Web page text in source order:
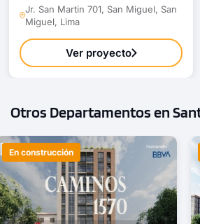
Jr. San Martin 701, San Miguel, San
Miguel, Lima
Ver proyecto
Otros Departamentos en
En construcción